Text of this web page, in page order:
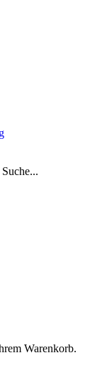
Suche...
Warenkorb.